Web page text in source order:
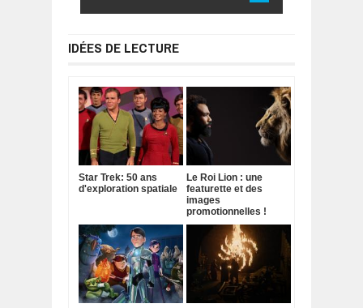
IDÉES DE LECTURE
Star Trek: 50 ans
d'exploration spatiale
Le Roi Lion : une
featurette et des
images
promotionnelles !